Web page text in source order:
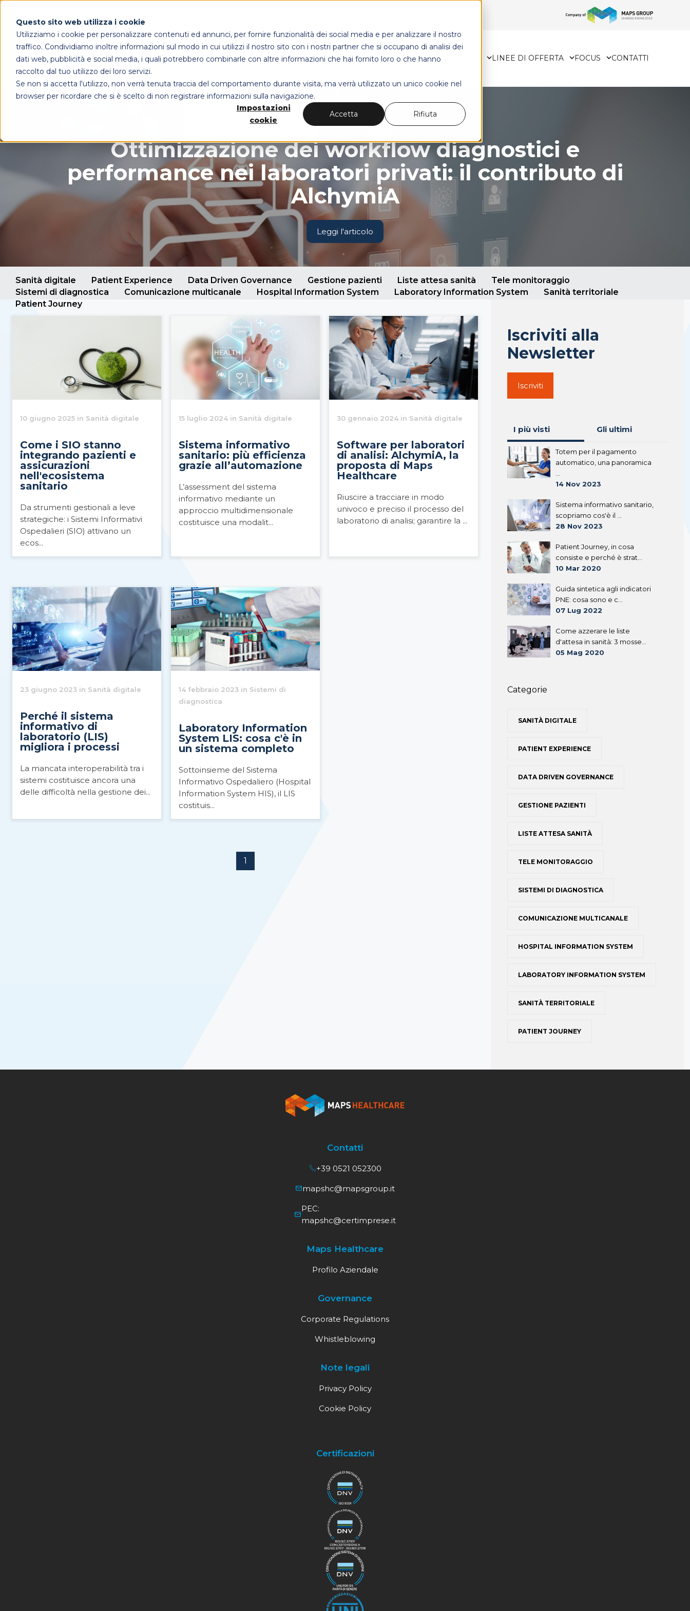
Questo sito web utilizza i cookie
Utilizziamo i cookie per personalizzare contenuti ed annunci, per fornire funzionalità dei social media e per analizzare il nostro
traffico. Condividiamo inoltre informazioni sul modo in cui utilizzi il nostro sito con i nostri partner che si occupano di analisi dei
dati web, pubblicità e social media, i quali potrebbero combinarle con altre informazioni che hai fornito loro o che hanno
raccolto dal tuo utilizzo dei loro servizi.
Se non si accetta l'utilizzo, non verrà tenuta traccia del comportamento durante visita, ma verrà utilizzato un unico cookie nel
browser per ricordare che si è scelto di non registrare informazioni sulla navigazione.
Impostazioni
cookie
Accetta Rifiuta
MAPS HEALTHCARE LINEE DI OFFERTA FOCUS CONTATTI
Sanità digitale Sistemi di diagnostica
Ottimizzazione dei workflow diagnostici e
performance nei laboratori privati: il contributo di
AlchymiA
Leggi l'articolo
Sanità digitale Patient Experience Data Driven Governance Gestione pazienti Liste attesa sanità
Tele monitoraggio
Sistemi di diagnostica
Comunicazione multicanale Hospital Information System Laboratory Information System
Sanità territoriale
Patient Journey
10 giugno 2025 in Sanità digitale
Come i SIO stanno
integrando pazienti e
assicurazioni
nell'ecosistema
sanitario
Da strumenti gestionali a leve
strategiche: i Sistemi Informativi
Ospedalieri (SIO) attivano un
ecos...
15 luglio 2024 in Sanità digitale
Sistema informativo
sanitario: più efficienza
grazie all’automazione
L’assessment del sistema
informativo mediante un
approccio multidimensionale
costituisce una modalit...
30 gennaio 2024 in Sanità digitale
Software per laboratori
di analisi: AlchymiA, la
proposta di Maps
Healthcare
Riuscire a tracciare in modo
univoco e preciso il processo del
laboratorio di analisi; garantire la ...
23 giugno 2023 in Sanità digitale
Perché il sistema
informativo di
laboratorio (LIS)
migliora i processi
La mancata interoperabilità tra i
sistemi costituisce ancora una
delle difficoltà nella gestione dei...
14 febbraio 2023 in Sistemi di
diagnostica
Laboratory Information
System LIS: cosa c'è in
un sistema completo
Sottoinsieme del Sistema
Informativo Ospedaliero (Hospital
Information System HIS), il LIS
costituis...
1
Iscriviti alla
Newsletter
Iscriviti
I più visti Gli ultimi
Totem per il pagamento
automatico, una panoramica
14 Nov 2023
Sistema informativo sanitario,
scopriamo cos'è il ...
28 Nov 2023
Patient Journey, in cosa
consiste e perché è strat...
10 Mar 2020
Guida sintetica agli indicatori
PNE: cosa sono e c...
07 Lug 2022
Come azzerare le liste
d'attesa in sanità: 3 mosse...
05 Mag 2020
Categorie
SANITÀ DIGITALE
PATIENT EXPERIENCE
DATA DRIVEN GOVERNANCE
GESTIONE PAZIENTI
LISTE ATTESA SANITÀ
TELE MONITORAGGIO
SISTEMI DI DIAGNOSTICA
COMUNICAZIONE MULTICANALE
HOSPITAL INFORMATION SYSTEM
LABORATORY INFORMATION SYSTEM
SANITÀ TERRITORIALE
PATIENT JOURNEY
Contatti
+39 0521 052300
mapshc@mapsgroup.it
PEC:
mapshc@certimprese.it
Maps Healthcare
Profilo Aziendale
Governance
Corporate Regulations
Whistleblowing
Note legali
Privacy Policy
Cookie Policy
Certificazioni